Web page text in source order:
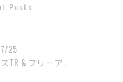
Posts
25